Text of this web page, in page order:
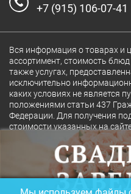
+7 (915) 106-07-41
Вся информация о товарах и
ассортимент, стоимость
также услугах,
исключительно
каких условиях не является
положениями статьи 437
Федерации. Для получения
стоимости указанных на
конкретного Заведения
Полная версия сайта